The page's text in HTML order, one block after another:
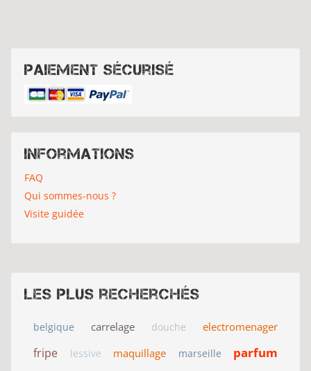
Paiement sécurisé
Informations
FAQ
Qui sommes-nous ?
Visite guidée
Les plus recherchés
belgique carrelage douche electromenager
fripe lessive maquillage marseille parfum